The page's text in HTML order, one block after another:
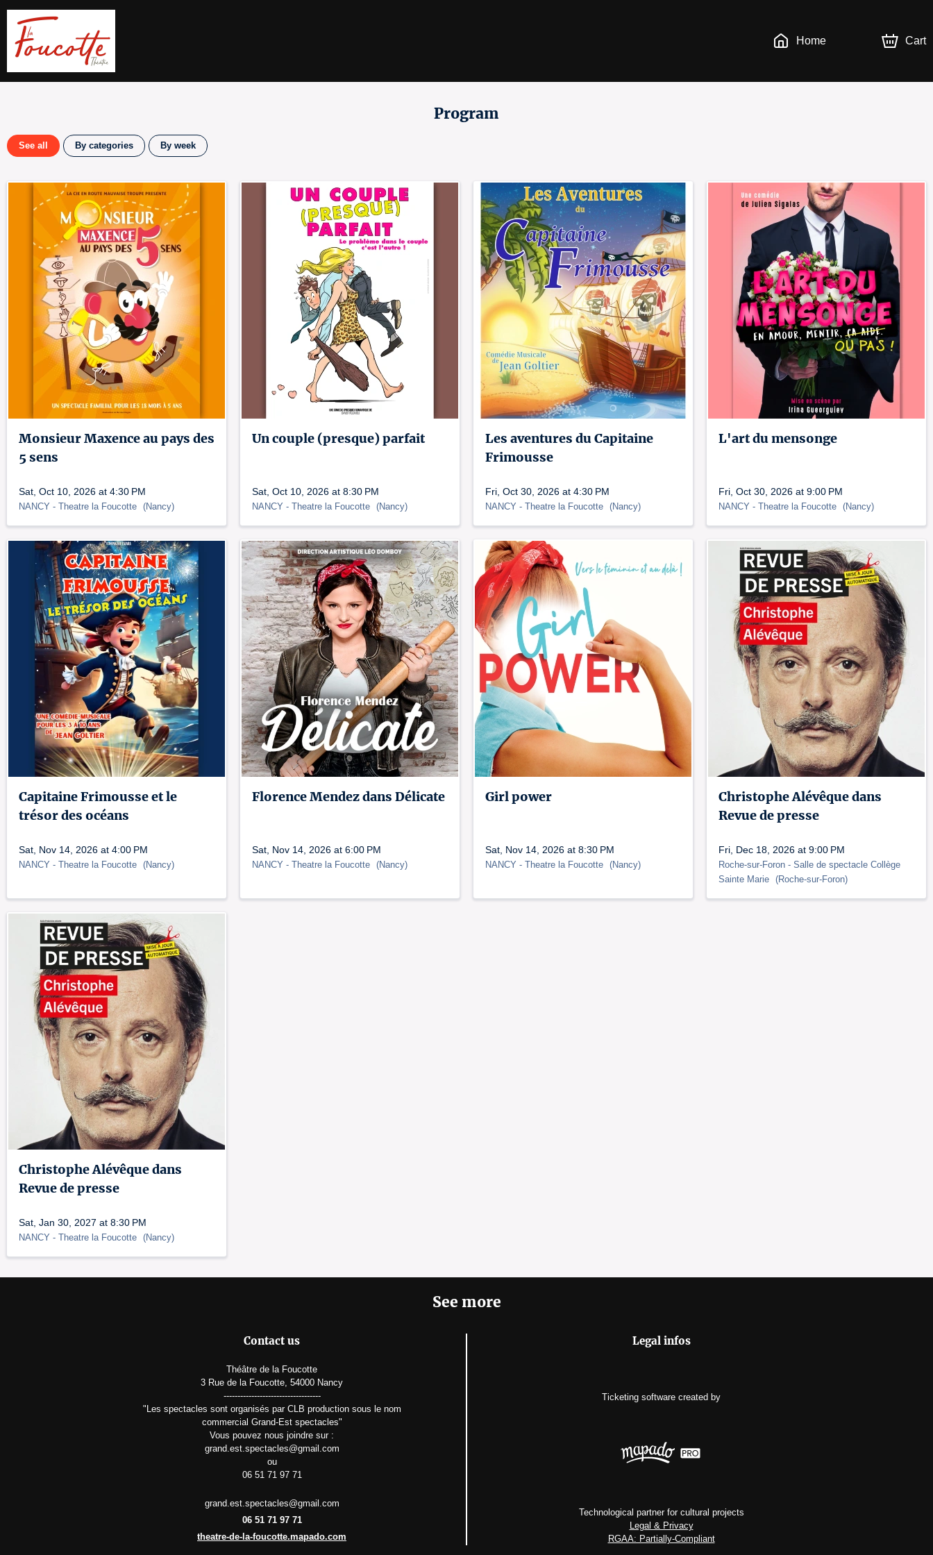
Home Cart
Program
See all By categories By week
Monsieur Maxence au pays des
5 sens
Sat, Oct 10, 2026 at 4:30 PM
NANCY - Theatre la Foucotte (Nancy)
Un couple (presque) parfait
Sat, Oct 10, 2026 at 8:30 PM
NANCY - Theatre la Foucotte (Nancy)
Les aventures du Capitaine
Frimousse
Fri, Oct 30, 2026 at 4:30 PM
NANCY - Theatre la Foucotte (Nancy)
L'art du mensonge
Fri, Oct 30, 2026 at 9:00 PM
NANCY - Theatre la Foucotte (Nancy)
Capitaine Frimousse et le
trésor des océans
Sat, Nov 14, 2026 at 4:00 PM
NANCY - Theatre la Foucotte (Nancy)
Florence Mendez dans Délicate
Sat, Nov 14, 2026 at 6:00 PM
NANCY - Theatre la Foucotte (Nancy)
Girl power
Sat, Nov 14, 2026 at 8:30 PM
NANCY - Theatre la Foucotte (Nancy)
Christophe Alévêque dans
Revue de presse
Fri, Dec 18, 2026 at 9:00 PM
Roche-sur-Foron - Salle de spectacle Collège
Sainte Marie (Roche-sur-Foron)
Christophe Alévêque dans
Revue de presse
Sat, Jan 30, 2027 at 8:30 PM
NANCY - Theatre la Foucotte (Nancy)
See more
Contact us
Théâtre de la Foucotte
3 Rue de la Foucotte, 54000 Nancy
-----------------------------------
"Les spectacles sont organisés par CLB production sous le nom
commercial Grand-Est spectacles"
Vous pouvez nous joindre sur :
grand.est.spectacles@gmail.com
ou
06 51 71 97 71
grand.est.spectacles@gmail.com
06 51 71 97 71
theatre-de-la-foucotte.mapado.com
Legal infos
Ticketing software created by
Technological partner for cultural projects
Legal & Privacy
RGAA: Partially-Compliant